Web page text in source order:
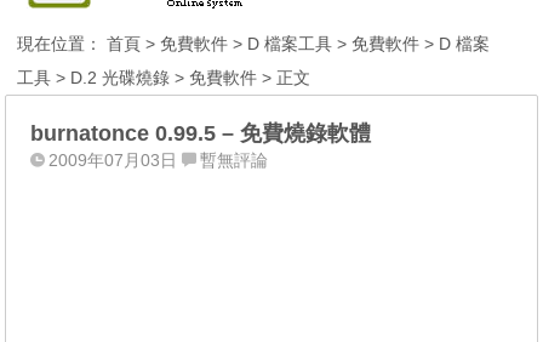
現在位置：首頁 >免費軟件 > D 檔案工具 >免費軟件 > D 檔案
工具 > D.2 光碟燒錄 >免費軟件 > 正文
burnatonce 0.99.5 – 免費燒錄軟體
2009年07月03日 暫無評論